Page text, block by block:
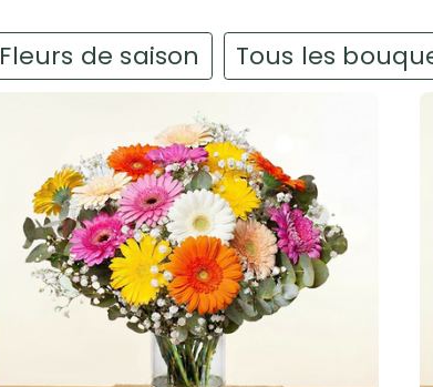
Fleurs de saison Tous les